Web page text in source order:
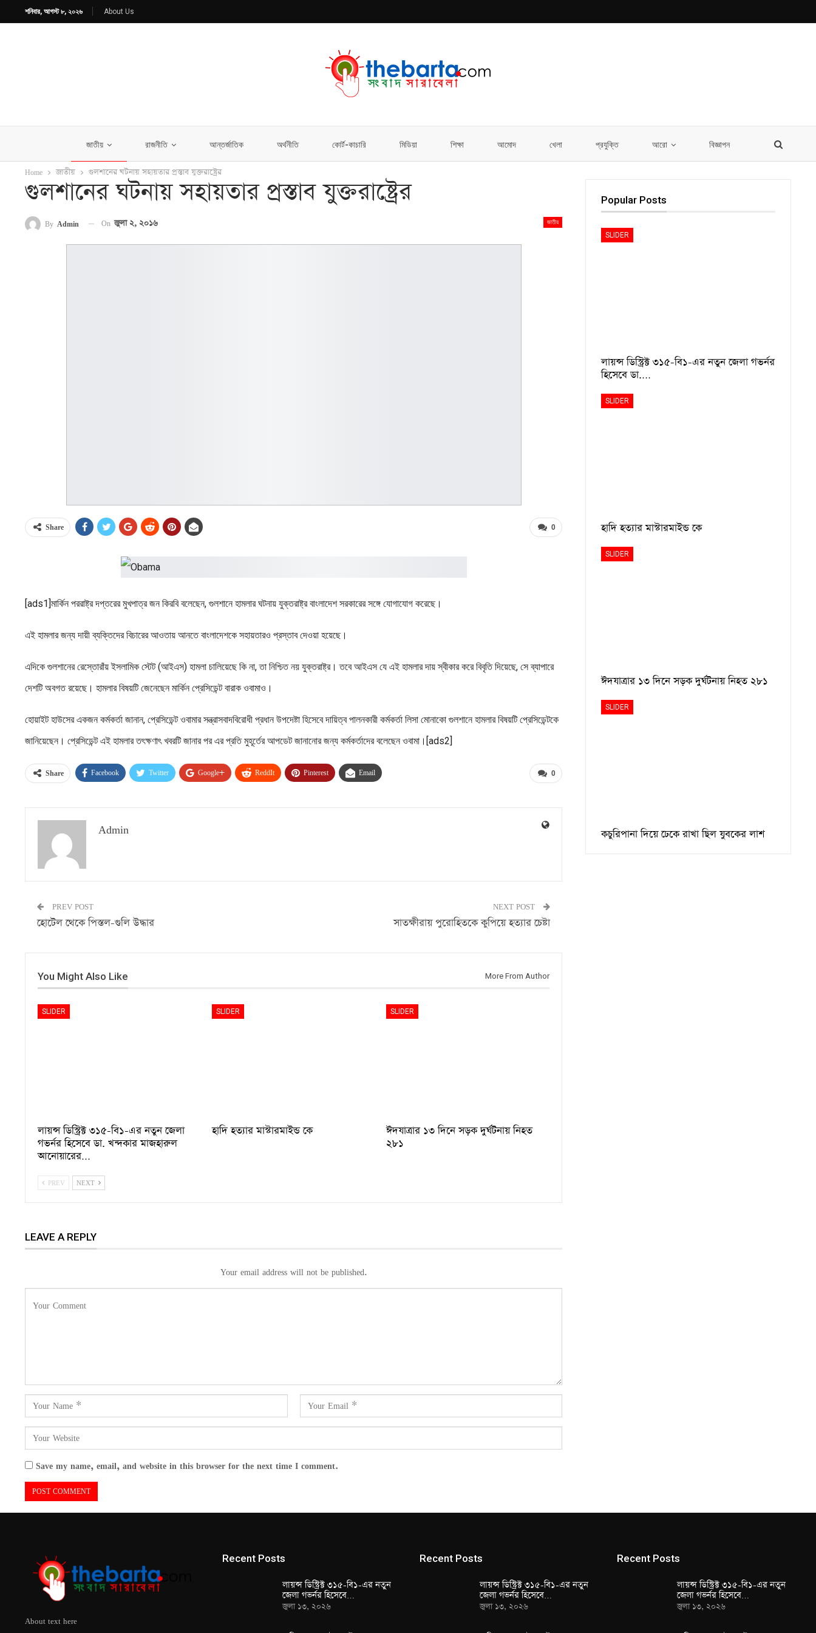
শনিবার, আগস্ট ৮, ২০২৬ About Us
জাতীয় রাজনীতি আন্তর্জাতিক অর্থনীতি কোর্ট-কাচারি মিডিয়া শিক্ষা আমোদ খেলা প্রযুক্তি আরো বিজ্ঞাপন
Home জাতীয় গুলশানের ঘটনায় সহায়তার প্রস্তাব যুক্তরাষ্ট্রের
গুলশানের ঘটনায় সহায়তার প্রস্তাব যুক্তরাষ্ট্রের
জাতীয়
By Admin On জুলা ২, ২০১৬
0
Share
[ads1]মার্কিন পররাষ্ট্র দপ্তরের মুখপাত্র জন কিরবি বলেছেন, গুলশানে হামলার ঘটনায় যুক্তরাষ্ট্র বাংলাদেশ সরকারের সঙ্গে যোগাযোগ করেছে।
এই হামলার জন্য দায়ী ব্যক্তিদের​ বিচারের আওতায় আনতে বাংলাদেশকে সহায়তারও প্রস্তাব দেওয়া হয়েছে।
এদিকে গুলশানের রেস্তোরাঁয় ইসলামিক স্টেট (আইএস) হামলা চালিয়েছে কি না, তা নিশ্চিত নয় যুক্তরাষ্ট্র। তবে আইএস যে এই হামলার দায় স্বীকার করে বিবৃতি দিয়েছে, সে ব্যাপারে
দেশটি অবগত রয়েছে। হামলার বিষয়টি জেনেছেন মার্কিন প্রেসিডেন্ট বারাক ওবামাও।
হোয়াইট হাউসের একজন কর্মকর্তা জানান, প্রেসিডেন্ট ওবামার সন্ত্রাসবাদবিরোধী প্রধান উপদেষ্টা হিসেবে দায়িত্ব পালনকারী কর্মকর্তা লিসা মোনাকো গুলশানে হামলার বিষয়টি প্রেসিডেন্টকে
জানিয়েছেন। প্রেসিডেন্ট এই হামলার তৎক্ষণাৎ খবরটি জানার পর এর প্রতি মুহূর্তের আপডেট জানানোর জন্য কর্মকর্তাদের বলেছেন ওবামা।[ads2]
0
Share Facebook Twitter Google+ ReddIt Pinterest Email
Admin
PREV POST
হোটেল থেকে পিস্তল-গুলি উদ্ধার
NEXT POST
সাতক্ষীরায় পুরোহিতকে কুপিয়ে হত্যার চেষ্টা
You Might Also Like More From Author
SLIDER
লায়ন্স ডিস্ট্রিক্ট ৩১৫-বি১-এর নতুন জেলা
গভর্নর হিসেবে ডা. খন্দকার মাজহারুল
আনোয়ারের…
SLIDER
হাদি হত্যার মাস্টারমাইন্ড কে
SLIDER
ঈদযাত্রার ১৩ দিনে সড়ক দুর্ঘটনায় নিহত
২৮১
PREV NEXT
LEAVE A REPLY
Your email address will not be published.
Save my name, email, and website in this browser for the next time I comment.
Popular Posts
SLIDER
লায়ন্স ডিস্ট্রিক্ট ৩১৫-বি১-এর নতুন জেলা গভর্নর
হিসেবে ডা.…
SLIDER
হাদি হত্যার মাস্টারমাইন্ড কে
SLIDER
ঈদযাত্রার ১৩ দিনে সড়ক দুর্ঘটনায় নিহত ২৮১
SLIDER
কচুরিপানা দিয়ে ঢেকে রাখা ছিল যুবকের লাশ
About text here
Recent Posts
লায়ন্স ডিস্ট্রিক্ট ৩১৫-বি১-এর নতুন
জেলা গভর্নর হিসেবে…
জুলা ১৩, ২০২৬
Recent Posts
লায়ন্স ডিস্ট্রিক্ট ৩১৫-বি১-এর নতুন
জেলা গভর্নর হিসেবে…
জুলা ১৩, ২০২৬
Recent Posts
লায়ন্স ডিস্ট্রিক্ট ৩১৫-বি১-এর নতুন
জেলা গভর্নর হিসেবে…
জুলা ১৩, ২০২৬